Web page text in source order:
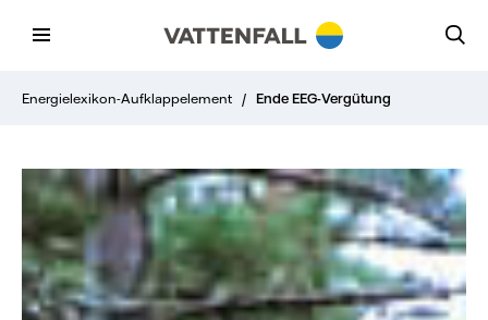
Energielexikon-Aufklappelement / Ende EEG-Vergütung